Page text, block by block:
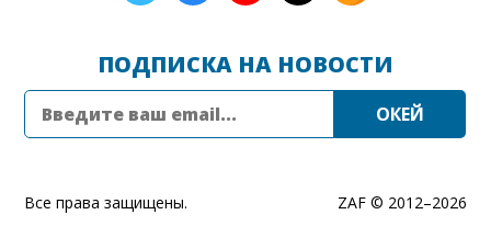
ПОДПИСКА НА НОВОСТИ
ZAF © 2012–2026
Все права защищены.